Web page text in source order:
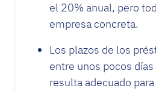
el 20% anual, pero
empresa concreta.
Los plazos de los
entre unos pocos
resulta adecuado